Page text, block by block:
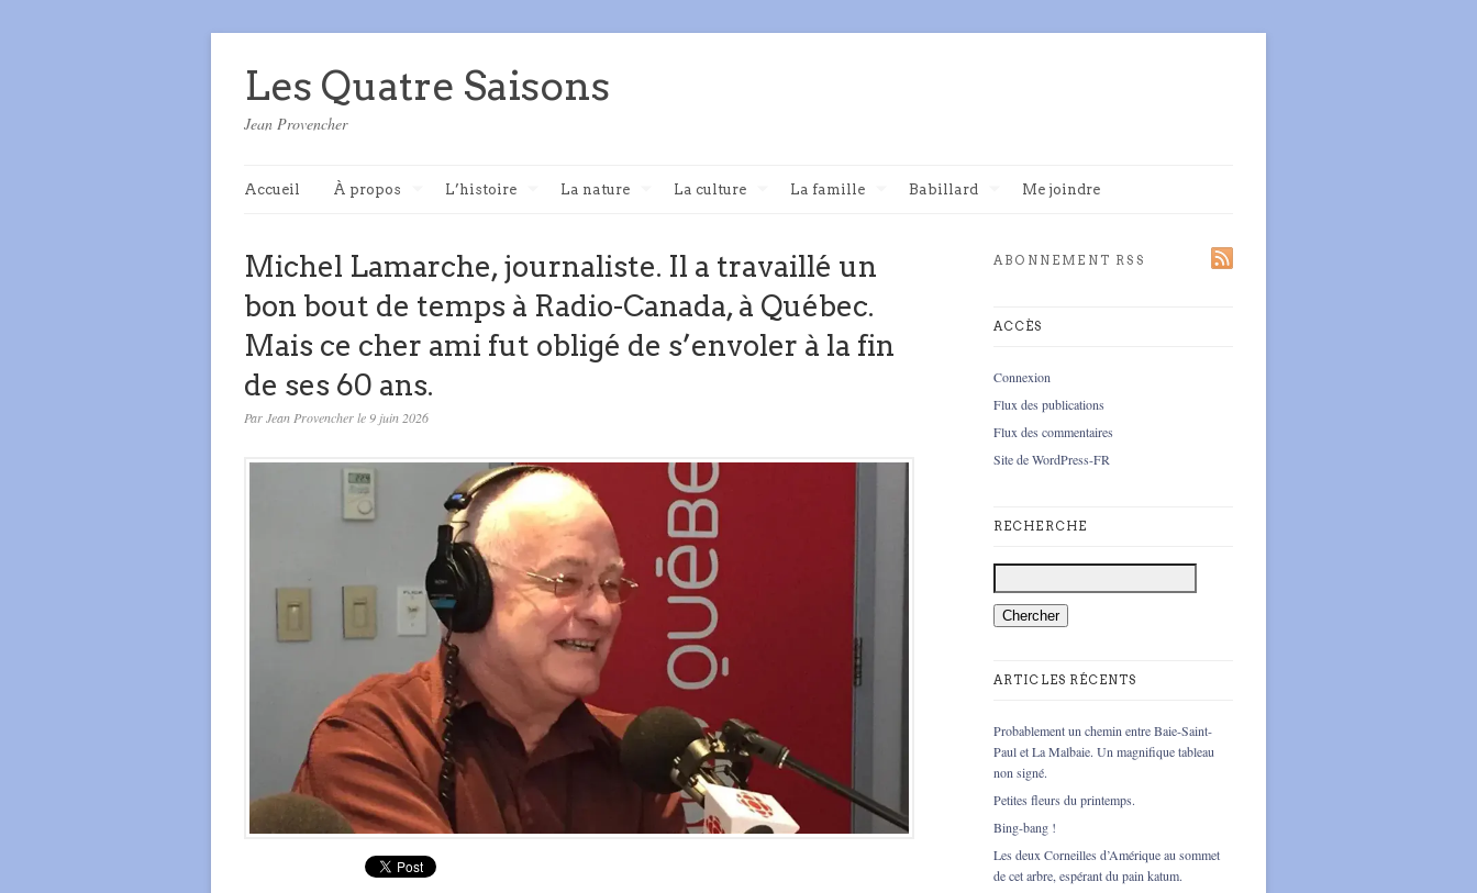
Les Quatre Saisons
Jean Provencher
Accueil À propos L’histoire La nature La culture La famille Babillard Me joindre
Michel Lamarche, journaliste. Il a travaillé un
bon bout de temps à Radio-Canada, à Québec.
Mais ce cher ami fut obligé de s’envoler à la fin
de ses 60 ans.
Par Jean Provencher le 9 juin 2026
ABONNEMENT RSS
ACCÈS
Connexion
Flux des publications
Flux des commentaires
Site de WordPress-FR
RECHERCHE
ARTICLES RÉCENTS
Probablement un chemin entre Baie-Saint-
Paul et La Malbaie. Un magnifique tableau
non signé.
Petites fleurs du printemps.
Bing-bang !
Les deux Corneilles d’Amérique au sommet
de cet arbre, espérant du pain katum.